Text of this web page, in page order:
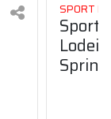
SPORT
Sport
Sprint